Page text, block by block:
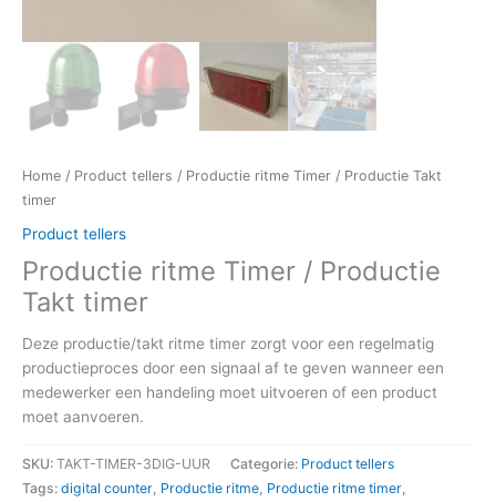
Home / Product tellers / Productie ritme Timer / Productie Takt
timer
Product tellers
Productie ritme Timer / Productie
Takt timer
Deze productie/takt ritme timer zorgt voor een regelmatig
productieproces door een signaal af te geven wanneer een
medewerker een handeling moet uitvoeren of een product
moet aanvoeren.
SKU: TAKT-TIMER-3DIG-UUR Categorie: Product tellers
Tags: digital counter Productie ritme Productie ritme timer